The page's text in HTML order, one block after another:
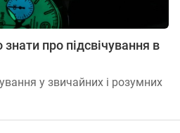
про підсвічування в
у звичайних і розумних